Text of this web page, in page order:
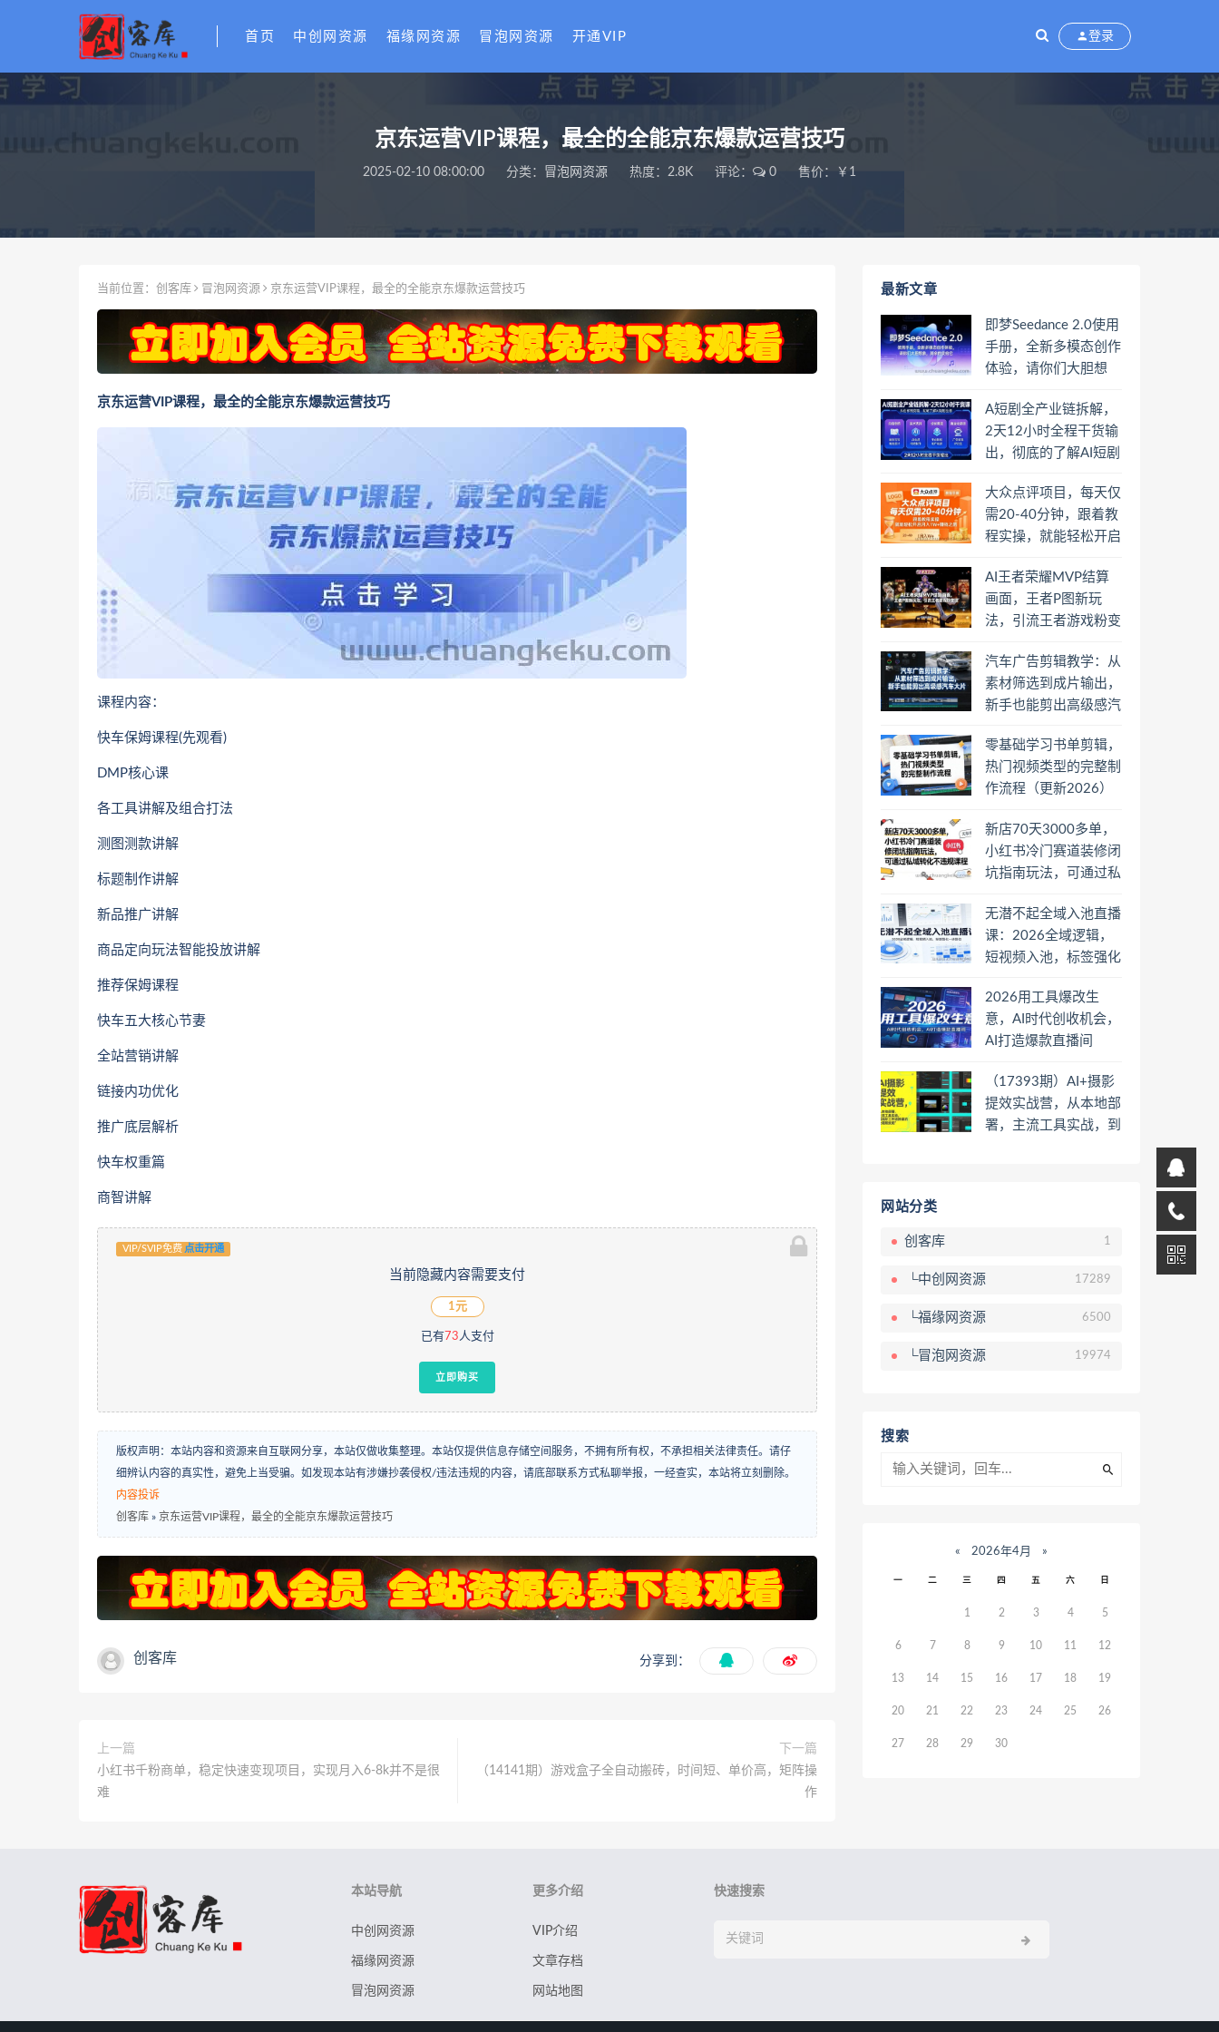
首页 中创网资源 福缘网资源 冒泡网资源 开通VIP 登录
京东运营VIP课程，最全的全能京东爆款运营技巧
2025-02-10 08:00:00 分类： 冒泡网资源 热度：2.8K 评论： 0 售价：￥1
当前位置： 创客库 冒泡网资源 京东运营VIP课程，最全的全能京东爆款运营技巧
京东运营VIP课程，最全的全能京东爆款运营技巧
课程内容：
快车保姆课程(先观看)
DMP核心课
各工具讲解及组合打法
测图测款讲解
标题制作讲解
新品推广讲解
商品定向玩法智能投放讲解
推荐保姆课程
快车五大核心节妻
全站营销讲解
链接内功优化
推广底层解析
快车权重篇
商智讲解
VIP/SVIP免费 点击开通
当前隐藏内容需要支付
1元
已有73人支付
立即购买
版权声明：本站内容和资源来自互联网分享，本站仅做收集整理。本站仅提供信息存储空间服务，不拥有所有权，不承担相关法律责任。请仔
细辨认内容的真实性，避免上当受骗。如发现本站有涉嫌抄袭侵权/违法违规的内容，请底部联系方式私聊举报，一经查实，本站将立刻删除。
内容投诉
创客库 » 京东运营VIP课程，最全的全能京东爆款运营技巧
创客库 分享到：
上一篇
小红书千粉商单，稳定快速变现项目，实现月入6-8k并不是很
难
下一篇
（14141期）游戏盒子全自动搬砖，时间短、单价高，矩阵操
作
最新文章
即梦Seedance 2.0使用
手册，全新多模态创作
体验，请你们大胆想
A短剧全产业链拆解，
2天12小时全程干货输
出，彻底的了解AI短剧
大众点评项目，每天仅
需20-40分钟，跟着教
程实操，就能轻松开启
AI王者荣耀MVP结算
画面，王者P图新玩
法，引流王者游戏粉变
汽车广告剪辑教学：从
素材筛选到成片输出，
新手也能剪出高级感汽
零基础学习书单剪辑，
热门视频类型的完整制
作流程（更新2026）
新店70天3000多单，
小红书冷门赛道装修闭
坑指南玩法，可通过私
无潜不起全域入池直播
课：2026全域逻辑，
短视频入池，标签强化
2026用工具爆改生
意，AI时代创收机会，
AI打造爆款直播间
（17393期）AI+摄影
提效实战营，从本地部
署，主流工具实战，到
网站分类
创客库 1
└中创网资源 17289
└福缘网资源 6500
└冒泡网资源 19974
搜索
« 2026年4月 »
一 二 三 四 五 六 日
1 2 3 4 5
6 7 8 9 10 11 12
13 14 15 16 17 18 19
20 21 22 23 24 25 26
27 28 29 30
本站导航
中创网资源
福缘网资源
冒泡网资源
更多介绍
VIP介绍
文章存档
网站地图
快速搜索